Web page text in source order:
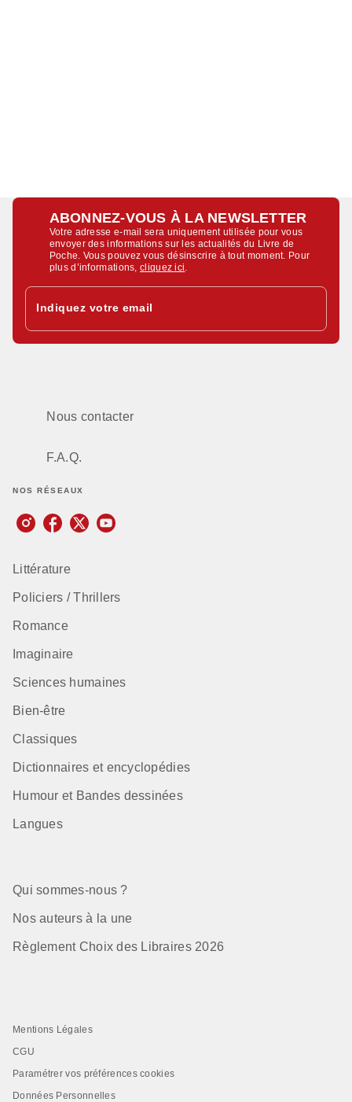
ABONNEZ-VOUS À LA NEWSLETTER
Votre adresse e-mail sera uniquement utilisée pour vous
envoyer des informations sur les actualités du Livre de
Poche. Vous pouvez vous désinscrire à tout moment. Pour
plus d’informations,cliquez ici
Indiquez votre email
Nous contacter
F.A.Q.
NOS RÉSEAUX
Littérature
Policiers / Thrillers
Romance
Imaginaire
Sciences humaines
Bien-être
Classiques
Dictionnaires et encyclopédies
Humour et Bandes dessinées
Langues
Qui sommes-nous ?
Nos auteurs à la une
Règlement Choix des Libraires 2026
Mentions Légales
CGU
Paramétrer vos préférences cookies
Données Personnelles